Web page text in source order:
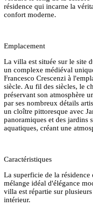
résidence qui incarne la
confort moderne.
Emplacement
La villa est située sur le site
un complexe médiéval
Francesco Crescenzi à
siècle. Au fil des siècles, le
préservant son atmosphère
par ses nombreux détails
un cloître pittoresque avec
panoramiques et des jardins
aquatiques, créant une
Caractéristiques
La superficie de la résidence
mélange idéal d'élégance
villa est répartie sur
intérieur.